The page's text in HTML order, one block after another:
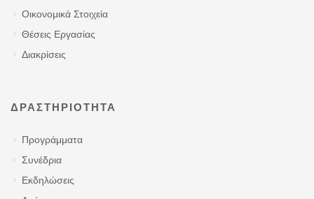
Οικονομικά Στοιχεία
Θέσεις Εργασίας
Διακρίσεις
ΔΡΑΣΤΗΡΙΌΤΗΤΑ
Προγράμματα
Συνέδρια
Εκδηλώσεις